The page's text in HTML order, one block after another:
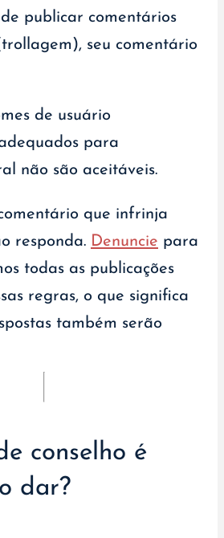
publicar comentários
seu comentário
de usuário
para
não são aceitáveis.
que infrinja
responda. Denuncie para
todas as publicações
regras, o que significa
também serão
conselho é
dar?